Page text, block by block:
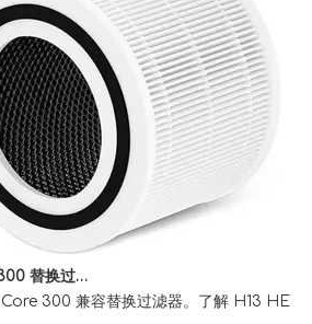
300 兼容替换过滤器。了解 H13